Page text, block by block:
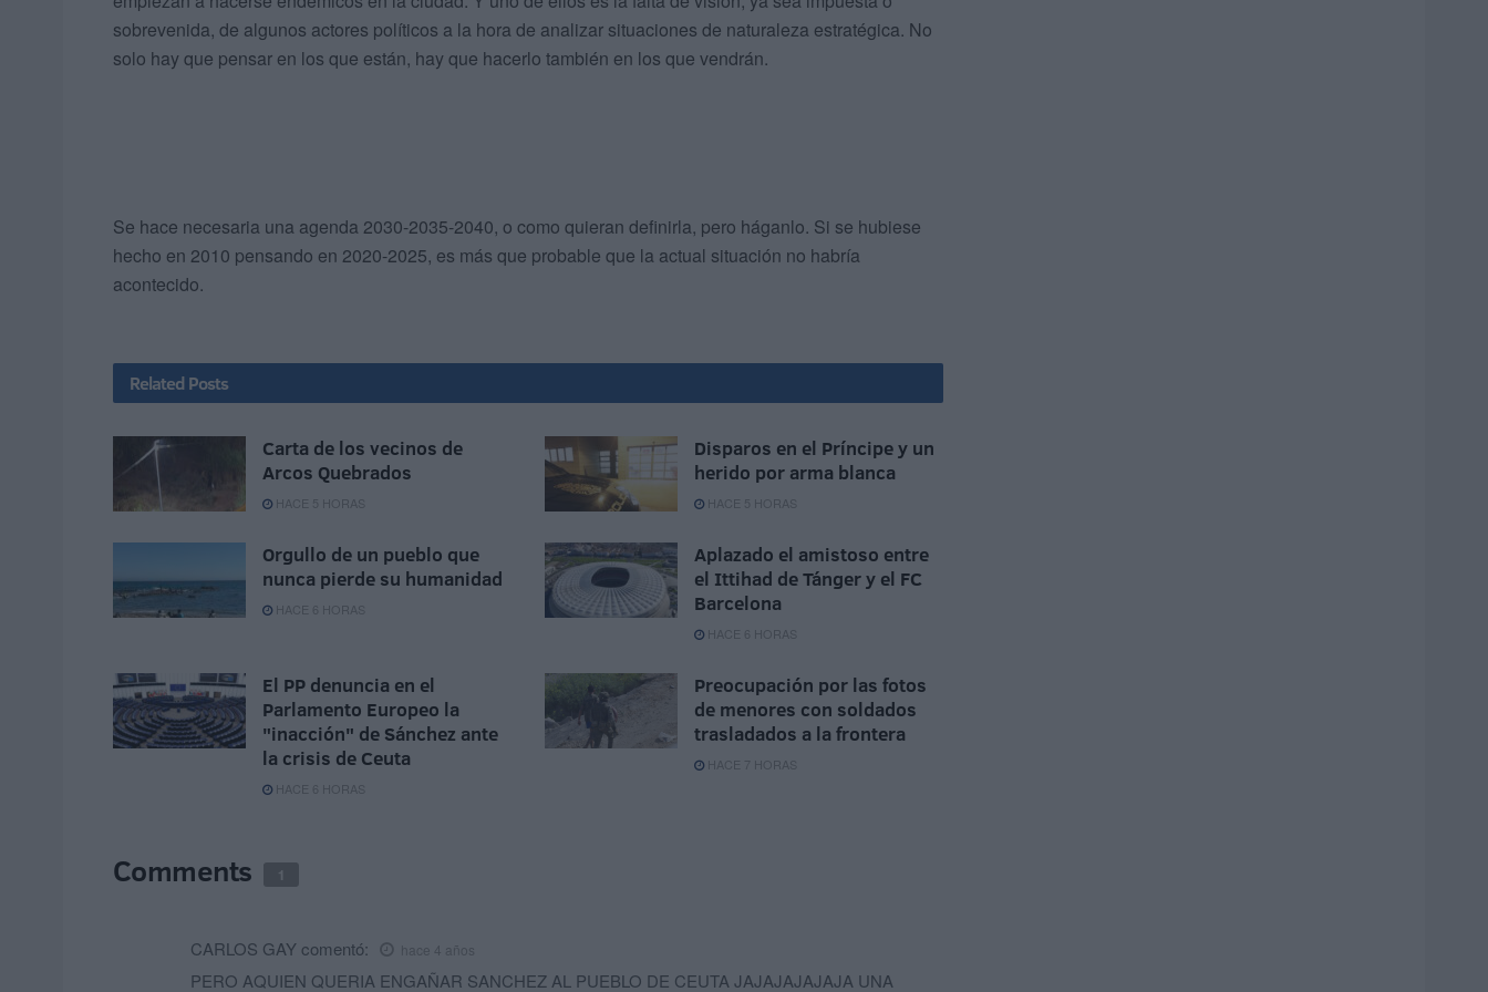
sobrevenida, de algunos actores políticos a la hora de analizar situaciones de naturaleza estratégica. No
solo hay que pensar en los que están, hay que hacerlo también en los que vendrán.
Se hace necesaria una agenda 2030-2035-2040, o como quieran definirla, pero háganlo. Si se hubiese
hecho en 2010 pensando en 2020-2025, es más que probable que la actual situación no habría
acontecido.
Related Posts
Carta de los vecinos de
Arcos Quebrados
HACE 5 HORAS
Disparos en el Príncipe y un
herido por arma blanca
HACE 5 HORAS
Orgullo de un pueblo que
nunca pierde su humanidad
HACE 6 HORAS
Aplazado el amistoso entre
el Ittihad de Tánger y el FC
Barcelona
HACE 6 HORAS
El PP denuncia en el
Parlamento Europeo la
"inacción" de Sánchez ante
la crisis de Ceuta
HACE 6 HORAS
Preocupación por las fotos
de menores con soldados
trasladados a la frontera
HACE 7 HORAS
Comments 1
CARLOS GAY comentó: hace 4 años
PERO AQUIEN QUERIA ENGAÑAR SANCHEZ AL PUEBLO DE CEUTA JAJAJAJAJAJA UNA